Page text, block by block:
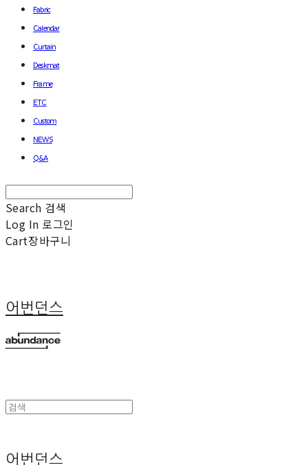
Fabric
Calendar
Curtain
Deskmat
Frame
ETC
Custom
NEWS
Q&A
Search 검색
Log In 로그인
Cart장바구니
어번던스
어번던스